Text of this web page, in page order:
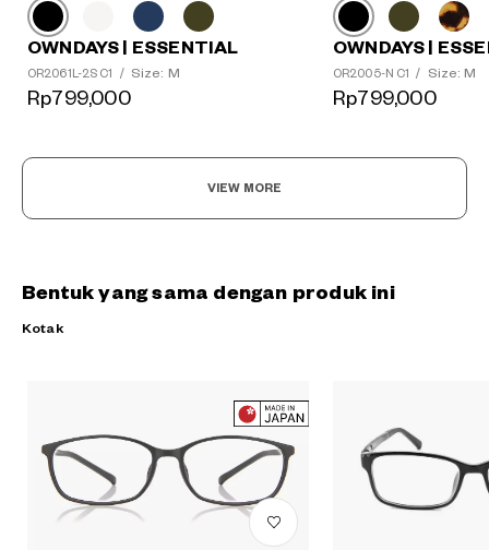
OWNDAYS | ESSENTIAL
OR2061L-2S C1 / Size: M
Rp799,000
OWNDAYS |
OR2005-N C1 / Size: M
Rp799,000
VIEW MORE
Bentuk yang sama dengan produk ini
Kotak